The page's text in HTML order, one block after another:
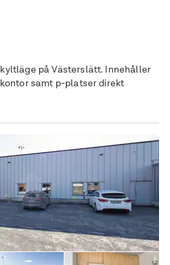
på Västerslätt. Innehåller
samt p-platser direkt